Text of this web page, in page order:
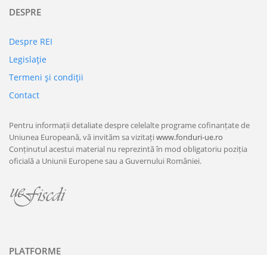
DESPRE
Despre REI
Legislaţie
Termeni şi condiţii
Contact
Pentru informații detaliate despre celelalte programe cofinanțate de
Uniunea Europeană, vă invităm sa vizitațiwww.fonduri-ue.ro
Conținutul acestui material nu reprezintă în mod obligatoriu poziția
oficială a Uniunii Europene sau a Guvernului României.
PLATFORME